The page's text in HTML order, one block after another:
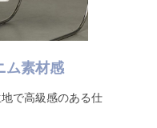
ム素材感
で高級感のある仕